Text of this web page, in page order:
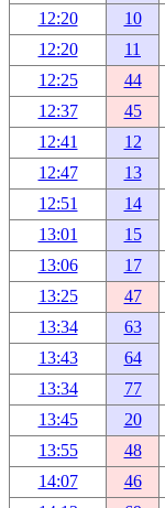
12:20
10
12:20
11
12:25
44
12:37
45
12:41
12
12:47
13
12:51
14
13:01
15
13:06
17
13:25
47
13:34
63
13:43
64
13:34
77
13:45
20
13:55
48
14:07
46